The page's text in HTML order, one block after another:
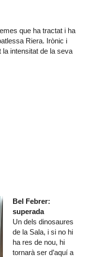
que ha tractat i ha
Riera. Irònic i
la intensitat de la seva
Bel Febrer:
superada
Un dels dinosaures
de la Sala, i si no hi
ha res de nou, hi
tornarà ser d’aquí a